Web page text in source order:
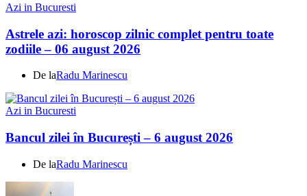
Azi in Bucuresti
Astrele azi: horoscop zilnic complet pentru toate
zodiile – 06 august 2026
De laRadu Marinescu
Azi in Bucuresti
Bancul zilei în București – 6 august 2026
De laRadu Marinescu